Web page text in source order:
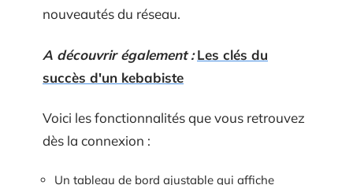
nouveautés du réseau.
A découvrir également : Les clés du
succès d'un kebabiste
Voici les fonctionnalités que vous retrouvez
dès la connexion :
Un tableau de bord ajustable qui affiche